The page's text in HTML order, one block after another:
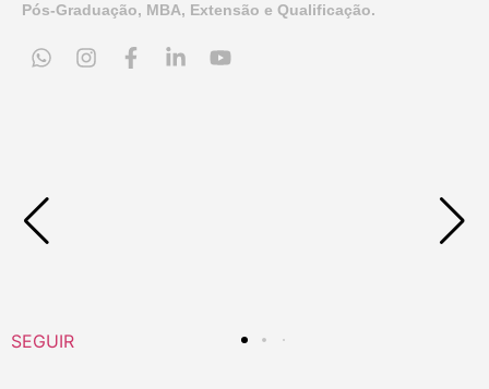
Pós-Graduação, MBA, Extensão e Qualificação.
SEGUIR